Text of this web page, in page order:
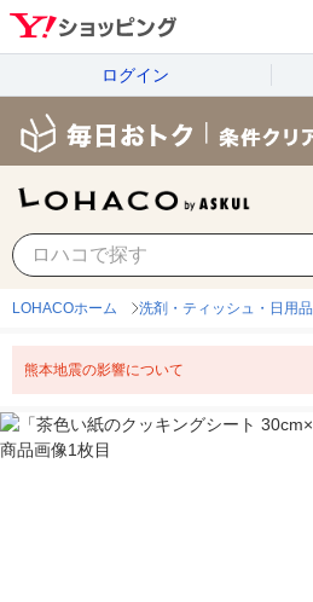
ログイン
LOHACOホーム 洗剤・ティッシュ・日用品
熊本地震の影響について